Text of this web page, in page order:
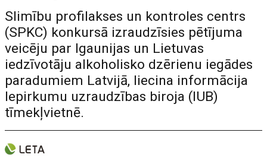
Slimību profilakses un kontroles centrs
(SPKC) konkursā izraudzīsies pētījuma
veicēju par Igaunijas un Lietuvas
iedzīvotāju alkoholisko dzērienu iegādes
paradumiem Latvijā, liecina informācija
Iepirkumu uzraudzības biroja (IUB)
tīmekļvietnē.